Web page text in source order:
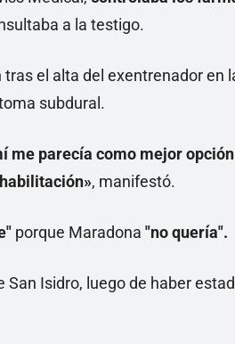
a la testigo.
el alta del exentrenador en
subdural.
me parecía como mejor
, manifestó.
porque Maradona "no quería".
Isidro, luego de haber